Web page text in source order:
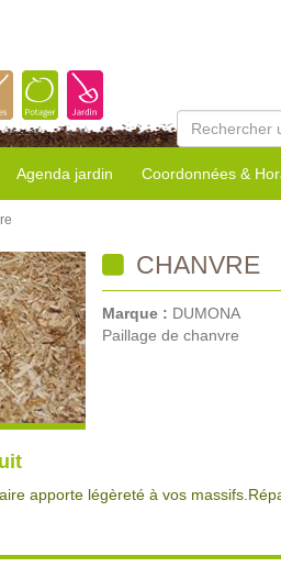
Agenda jardin Coordonnées &
CHANVRE
Marque : DUMONA
Paillage de chanvre
apporte légèreté à vos